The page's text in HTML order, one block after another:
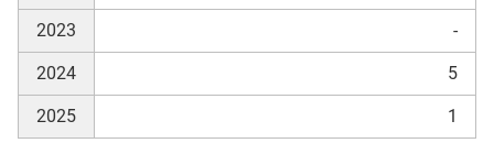
2023 -
2024 5
2025 1